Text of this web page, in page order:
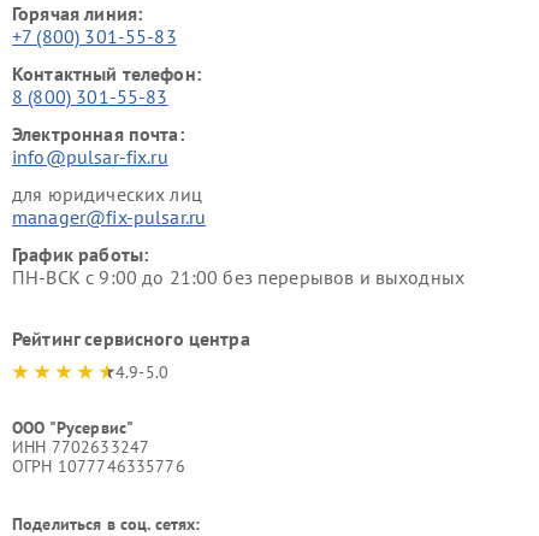
Горячая линия:
+7 (800) 301-55-83
Контактный телефон:
8 (800) 301-55-83
Электронная почта:
info@pulsar-fix.ru
для юридических лиц
manager@fix-pulsar.ru
График работы:
ПН-ВСК с 9:00 до 21:00 без перерывов и выходных
Рейтинг сервисного центра
4.9-5.0
ООО "Русервис"
ИНН 7702633247
ОГРН 1077746335776
Поделиться в соц. сетях: